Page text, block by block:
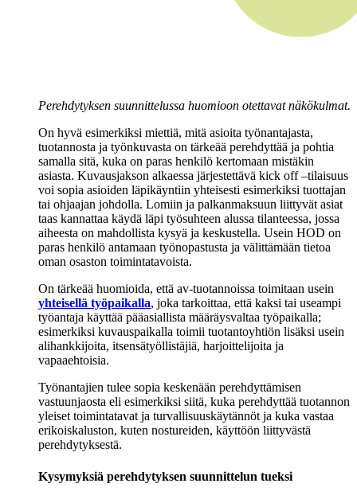
Perehdytyksen suunnittelussa huomioon otettavat näkökulmat.
On hyvä esimerkiksi miettiä, mitä asioita työnantajasta,
tuotannosta ja työnkuvasta on tärkeää perehdyttää ja pohtia
samalla sitä, kuka on paras henkilö kertomaan mistäkin
asiasta. Kuvausjakson alkaessa järjestettävä kick off –tilaisuus
voi sopia asioiden läpikäyntiin yhteisesti esimerkiksi tuottajan
tai ohjaajan johdolla. Lomiin ja palkanmaksuun liittyvät asiat
taas kannattaa käydä läpi työsuhteen alussa tilanteessa, jossa
aiheesta on mahdollista kysyä ja keskustella. Usein HOD on
paras henkilö antamaan työnopastusta ja välittämään tietoa
oman osaston toimintatavoista.
On tärkeää huomioida, että av-tuotannoissa toimitaan usein
yhteisellä työpaikalla, joka tarkoittaa, että kaksi tai useampi
työantaja käyttää pääasiallista määräysvaltaa työpaikalla;
esimerkiksi kuvauspaikalla toimii tuotantoyhtiön lisäksi usein
alihankkijoita, itsensätyöllistäjiä, harjoittelijoita ja
vapaaehtoisia.
Työnantajien tulee sopia keskenään perehdyttämisen
vastuunjaosta eli esimerkiksi siitä, kuka perehdyttää tuotannon
yleiset toimintatavat ja turvallisuuskäytännöt ja kuka vastaa
erikoiskaluston, kuten nostureiden, käyttöön liittyvästä
perehdytyksestä.
Kysymyksiä perehdytyksen suunnittelun tueksi